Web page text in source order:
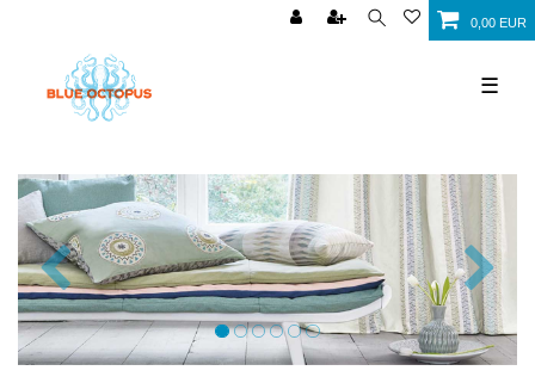
0,00 EUR
☰
Zurück